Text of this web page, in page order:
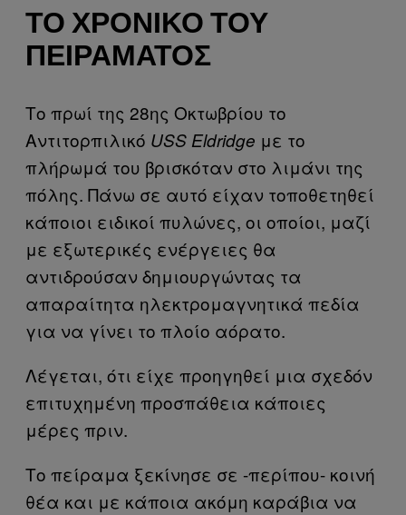
ΤΟ ΧΡΟΝΙΚΌ ΤΟΥ
ΠΕΙΡΆΜΑΤΟΣ
Το πρωί της 28ης Οκτωβρίου το
Αντιτορπιλικό USS Eldridge με το
πλήρωμά του βρισκόταν στο λιμάνι της
πόλης. Πάνω σε αυτό είχαν τοποθετηθεί
κάποιοι ειδικοί πυλώνες, οι οποίοι, μαζί
με εξωτερικές ενέργειες θα
αντιδρούσαν δημιουργώντας τα
απαραίτητα ηλεκτρομαγνητικά πεδία
για να γίνει το πλοίο αόρατο.
Λέγεται, ότι είχε προηγηθεί μια σχεδόν
επιτυχημένη προσπάθεια κάποιες
μέρες πριν.
Το πείραμα ξεκίνησε σε -περίπου- κοινή
θέα και με κάποια ακόμη καράβια να